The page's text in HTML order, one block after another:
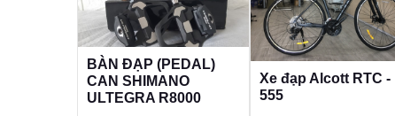
BÀN ĐẠP (PEDAL)
CAN SHIMANO
ULTEGRA R8000
Xe đạp Alcott RTC -
555